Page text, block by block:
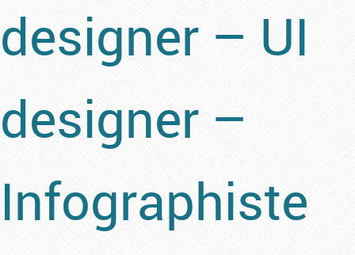
designer – UI
designer –
Infographiste